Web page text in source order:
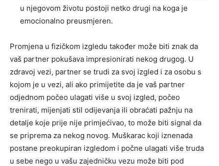
u njegovom životu postoji netko drugi na koga je
emocionalno preusmjeren.
Promjena u fizičkom izgledu također može biti znak da
vaš partner pokušava impresionirati nekog drugog. U
zdravoj vezi, partner se trudi za svoj izgled i za osobu s
kojom je u vezi, ali ako primijetite da je vaš partner
odjednom počeo ulagati više u svoj izgled, počeo
trenirati, mijenjati stil odijevanja ili obraćati pažnju na
detalje koje prije nije primjećivao, to može biti signal da
se priprema za nekog novog. Muškarac koji iznenada
postane preokupiran izgledom i počne ulagati više truda
u sebe nego u vašu zajedničku vezu može biti pod